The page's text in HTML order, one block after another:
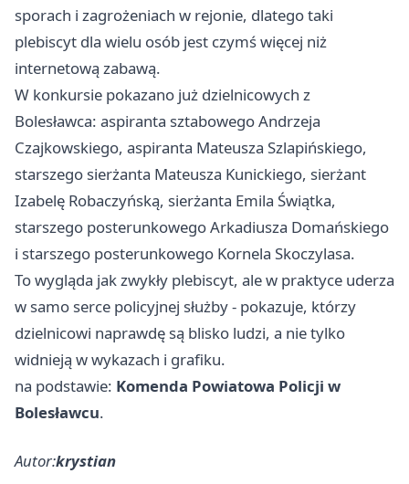
sporach i zagrożeniach w rejonie, dlatego taki
plebiscyt dla wielu osób jest czymś więcej niż
internetową zabawą.
W konkursie pokazano już dzielnicowych z
Bolesławca: aspiranta sztabowego Andrzeja
Czajkowskiego, aspiranta Mateusza Szlapińskiego,
starszego sierżanta Mateusza Kunickiego, sierżant
Izabelę Robaczyńską, sierżanta Emila Świątka,
starszego posterunkowego Arkadiusza Domańskiego
i starszego posterunkowego Kornela Skoczylasa.
To wygląda jak zwykły plebiscyt, ale w praktyce uderza
w samo serce policyjnej służby - pokazuje, którzy
dzielnicowi naprawdę są blisko ludzi, a nie tylko
widnieją w wykazach i grafiku.
na podstawie: Komenda Powiatowa Policji w
Bolesławcu.
Autor:krystian